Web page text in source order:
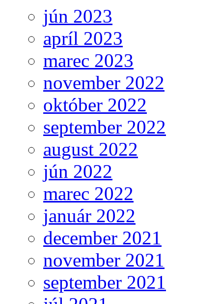
jún 2023
apríl 2023
marec 2023
november 2022
október 2022
september 2022
august 2022
jún 2022
marec 2022
január 2022
december 2021
november 2021
september 2021